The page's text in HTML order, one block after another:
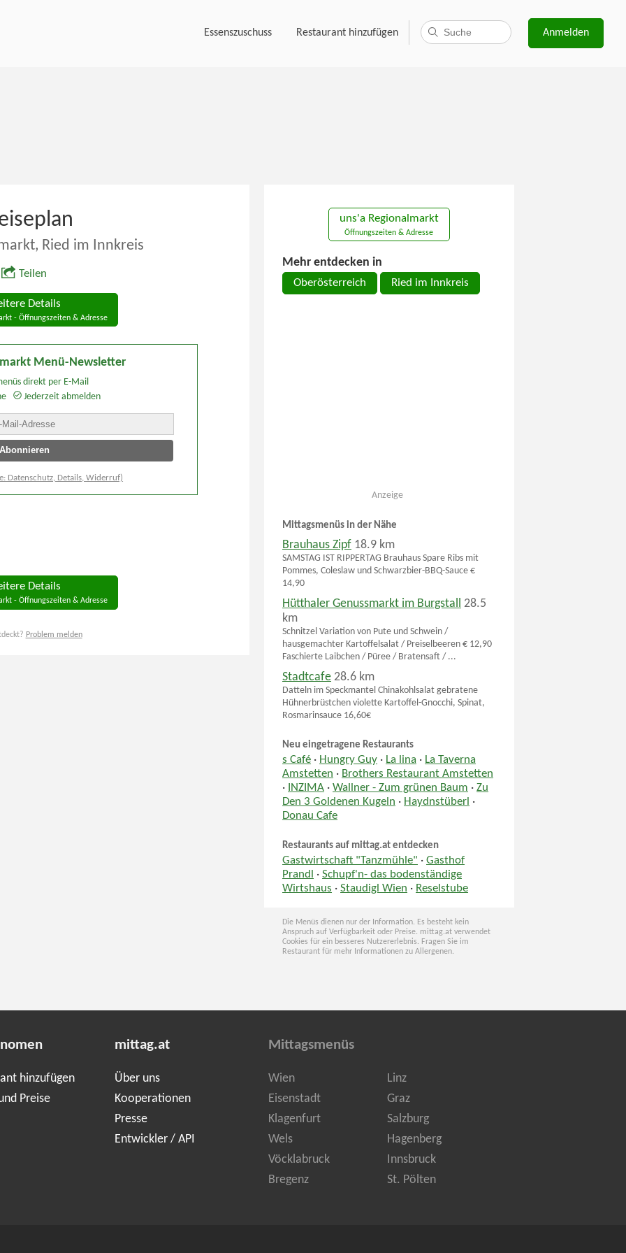
Essenszuschuss Restaurant hinzufügen Anmelden
Ried im Innkreis
Teilen
Details
- Öffnungszeiten & Adresse
Menü-Newsletter
direkt per E-Mail
Jederzeit abmelden
Datenschutz, Details, Widerruf)
Details
- Öffnungszeiten & Adresse
Problem melden
uns'a Regionalmarkt
Öffnungszeiten & Adresse
Mehr entdecken in
Oberösterreich Ried im Innkreis
Anzeige
Mittagsmenüs in der Nähe
Brauhaus Zipf 18.9 km
SAMSTAG IST RIPPERTAG Brauhaus Spare Ribs mit
Pommes, Coleslaw und Schwarzbier-BBQ-Sauce €
14,90
Hütthaler Genussmarkt im Burgstall
28.5
km
Schnitzel Variation von Pute und Schwein /
hausgemachter Kartoffelsalat / Preiselbeeren € 12,90
Faschierte Laibchen / Püree / Bratensaft / ...
Stadtcafe 28.6 km
Datteln im Speckmantel Chinakohlsalat gebratene
Hühnerbrüstchen violette Kartoffel-Gnocchi, Spinat,
Rosmarinsauce 16,60€
Neu eingetragene Restaurants
s Café · Hungry Guy · La lina · La Taverna
Amstetten · Brothers Restaurant Amstetten
·
INZIMA ·Wallner - Zum grünen Baum ·Zu
Den 3 Goldenen Kugeln · Haydnstüberl ·
Donau Cafe
Restaurants auf mittag.at entdecken
Gastwirtschaft "Tanzmühle" ·Gasthof
Prandl
·Schupf'n- das bodenständige
Wirtshaus ·Staudigl Wien · Reselstube
Die Menüs dienen nur der Information. Es besteht kein
Anspruch auf Verfügbarkeit oder Preise. mittag.at verwendet
Cookies für ein besseres Nutzererlebnis. Fragen Sie im
Restaurant für mehr Informationen zu Allergenen.
hinzufügen
Preise
mittag.at
Über uns
Kooperationen
Presse
Entwickler / API
Mittagsmenüs
Wien
Linz
Eisenstadt
Graz
Klagenfurt
Salzburg
Wels
Hagenberg
Vöcklabruck
Innsbruck
Bregenz
St. Pölten